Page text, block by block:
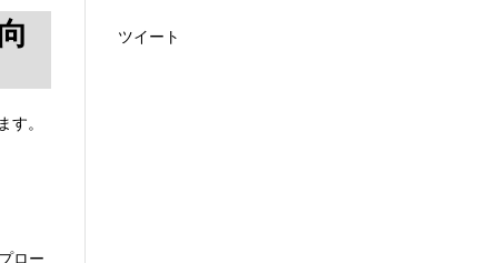
。
ロー
ツイート